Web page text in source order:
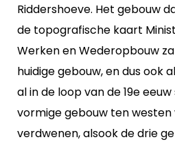
Riddershoeve. Het gebouw
de topografische kaart
Werken en Wederopbouw
huidige gebouw, en dus ook
al in de loop van de 19e
vormige gebouw ten westen
verdwenen, alsook de drie